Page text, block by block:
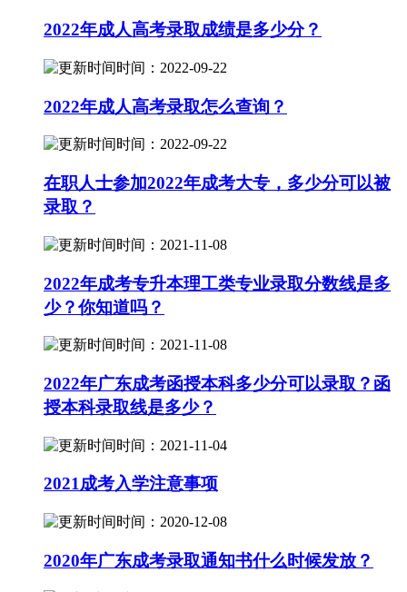
2022年成人高考录取成绩是多少分？
时间：2022-09-22
2022年成人高考录取怎么查询？
时间：2022-09-22
在职人士参加2022年成考大专，多少分可以被
录取？
时间：2021-11-08
2022年成考专升本理工类专业录取分数线是多
少？你知道吗？
时间：2021-11-08
2022年广东成考函授本科多少分可以录取？函
授本科录取线是多少？
时间：2021-11-04
2021成考入学注意事项
时间：2020-12-08
2020年广东成考录取通知书什么时候发放？